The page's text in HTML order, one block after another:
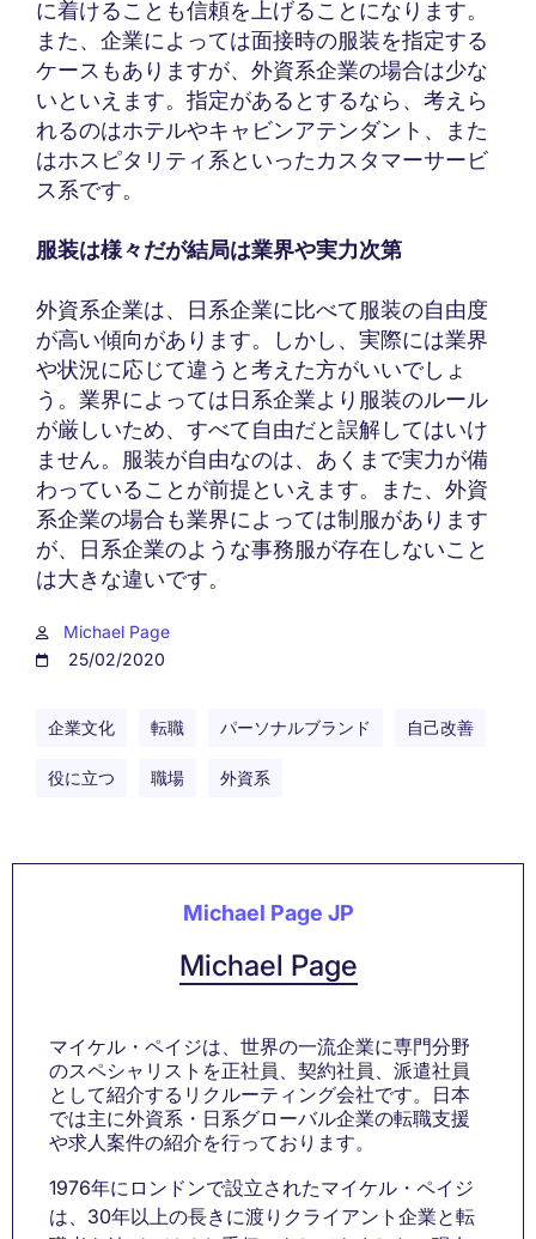
に着けることも信頼を上げることになります。
また、企業によっては面接時の服装を指定する
ケースもありますが、外資系企業の場合は少な
いといえます。指定があるとするなら、考えら
れるのはホテルやキャビンアテンダント、また
はホスピタリティ系といったカスタマーサービ
ス系です。
服装は様々だが結局は業界や実力次第
外資系企業は、日系企業に比べて服装の自由度
が高い傾向があります。しかし、実際には業界
や状況に応じて違うと考えた方がいいでしょ
う。業界によっては日系企業より服装のルール
が厳しいため、すべて自由だと誤解してはいけ
ません。服装が自由なのは、あくまで実力が備
わっていることが前提といえます。また、外資
系企業の場合も業界によっては制服があります
が、日系企業のような事務服が存在しないこと
は大きな違いです。
Michael Page
25/02/2020
企業文化 転職 パーソナルブランド 自己改善
役に立つ 職場 外資系
Michael Page JP
Michael Page
マイケル・ペイジは、世界の一流企業に専門分野
のスペシャリストを正社員、契約社員、派遣社員
として紹介するリクルーティング会社です。日本
では主に外資系・日系グローバル企業の転職支援
や求人案件の紹介を行っております。
1976年にロンドンで設立されたマイケル・ペイジ
は、30年以上の長きに渡りクライアント企業と転